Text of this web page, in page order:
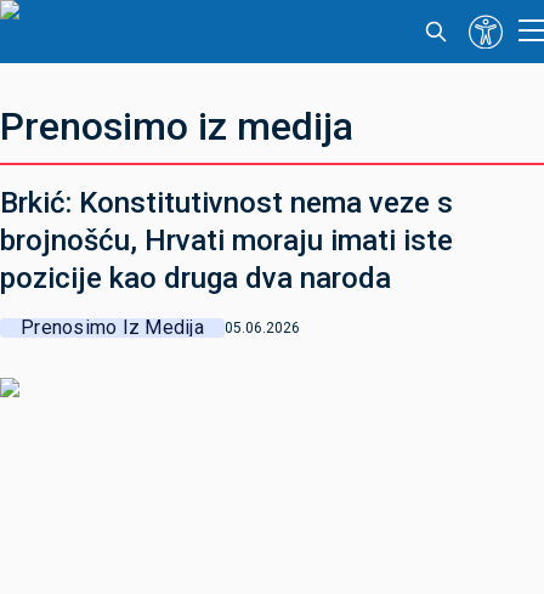
Prenosimo iz medija
Brkić: Konstitutivnost nema veze s
brojnošću, Hrvati moraju imati iste
pozicije kao druga dva naroda
Prenosimo Iz Medija 05.06.2026